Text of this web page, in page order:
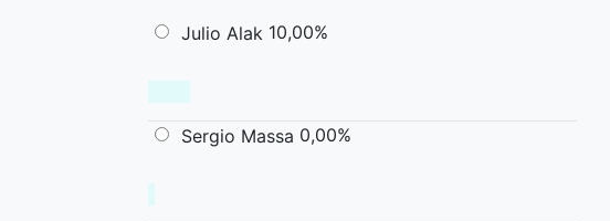
Julio Alak 10,00%
Sergio Massa 0,00%